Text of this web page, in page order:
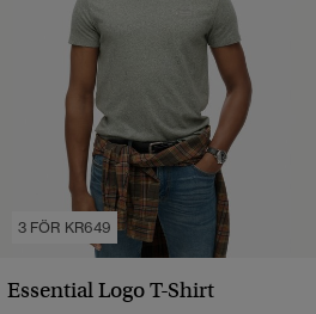
3 FÖR KR649
Essential Logo T-Shirt